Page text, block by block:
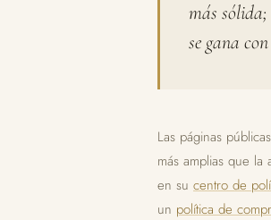
más
se gana
Las páginas
más amplias que
en su centro de
un política de